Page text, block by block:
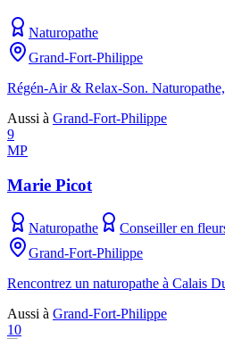
Naturopathe
Grand-Fort-Philippe
Régén-Air & Relax-Son.
Aussi à Grand-Fort-Philippe
9
MP
Marie Picot
Naturopathe Conseiller en
Grand-Fort-Philippe
Rencontrez un naturopathe à Calais
Aussi à Grand-Fort-Philippe
10